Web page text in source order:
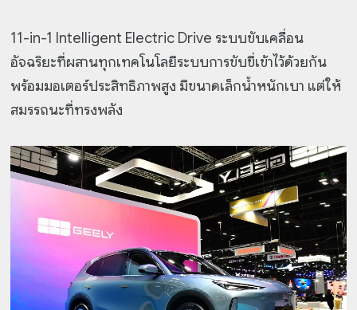
11-in-1 Intelligent Electric Drive ระบบขับเคลื่อน
อัจฉริยะที่ผสานทุกเทคโนโลยีระบบการขับขี่เข้าไว้ด้วยกัน
พร้อมมอเตอร์ประสิทธิภาพสูง มีขนาดเล็กน้ำหนักเบา แต่ให้
สมรรถนะที่ทรงพลัง